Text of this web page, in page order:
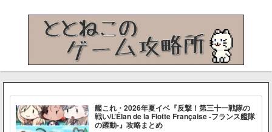
艦これ・2026年夏イベ『反撃！第三十一戦隊の
戦い/L’Élan de la Flotte Française -フランス艦隊
の躍動-』攻略まとめ